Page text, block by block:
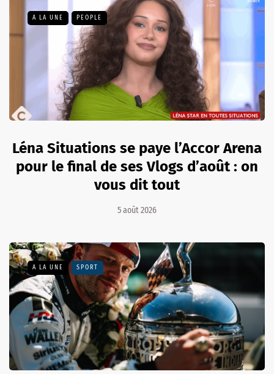
A LA UNE PEOPLE
Léna Situations se paye l’Accor Arena
pour le final de ses Vlogs d’août : on
vous dit tout
5 août 2026
A LA UNE SPORT